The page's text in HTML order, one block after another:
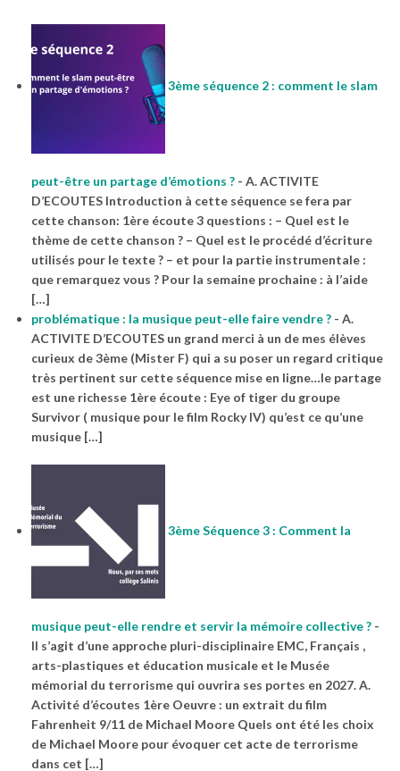
3ème séquence 2 : comment le slam
peut-être un partage d’émotions ? - A. ACTIVITE
D’ECOUTES Introduction à cette séquence se fera par
cette chanson: 1ère écoute 3 questions : – Quel est le
thème de cette chanson ? – Quel est le procédé d’écriture
utilisés pour le texte ? – et pour la partie instrumentale :
que remarquez vous ? Pour la semaine prochaine : à l’aide
[…]
problématique : la musique peut-elle faire vendre ? - A.
ACTIVITE D’ECOUTES un grand merci à un de mes élèves
curieux de 3ème (Mister F) qui a su poser un regard critique
très pertinent sur cette séquence mise en ligne…le partage
est une richesse 1ère écoute : Eye of tiger du groupe
Survivor ( musique pour le film Rocky IV) qu’est ce qu’une
musique […]
3ème Séquence 3 : Comment la
musique peut-elle rendre et servir la mémoire collective ? -
Il s’agit d’une approche pluri-disciplinaire EMC, Français ,
arts-plastiques et éducation musicale et le Musée
mémorial du terrorisme qui ouvrira ses portes en 2027. A.
Activité d’écoutes 1ère Oeuvre : un extrait du film
Fahrenheit 9/11 de Michael Moore Quels ont été les choix
de Michael Moore pour évoquer cet acte de terrorisme
dans cet […]